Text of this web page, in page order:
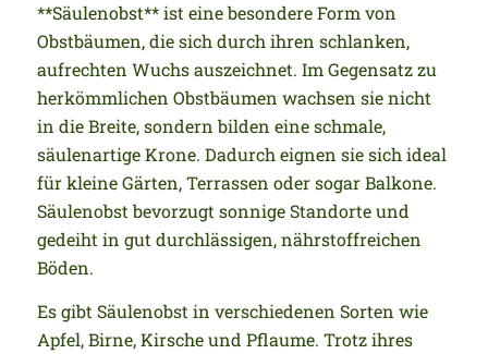
**Säulenobst** ist eine besondere Form von
Obstbäumen, die sich durch ihren schlanken,
aufrechten Wuchs auszeichnet. Im Gegensatz zu
herkömmlichen Obstbäumen wachsen sie nicht
in die Breite, sondern bilden eine schmale,
säulenartige Krone. Dadurch eignen sie sich ideal
für kleine Gärten, Terrassen oder sogar Balkone.
Säulenobst bevorzugt sonnige Standorte und
gedeiht in gut durchlässigen, nährstoffreichen
Böden.
Es gibt Säulenobst in verschiedenen Sorten wie
Apfel, Birne, Kirsche und Pflaume. Trotz ihres